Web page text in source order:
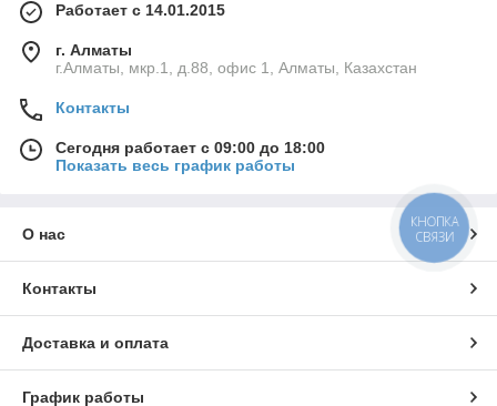
Работает с 14.01.2015
г. Алматы
г.Алматы, мкр.1, д.88, офис 1, Алматы, Казахстан
Контакты
Сегодня работает с 09:00 до 18:00
Показать весь график работы
О нас
Контакты
Доставка и оплата
График работы
КНОПКА
СВЯЗИ